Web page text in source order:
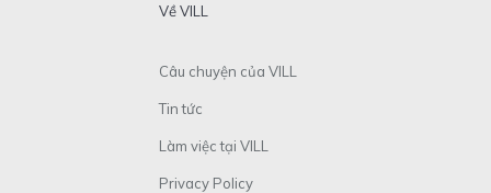
Về VILL
Câu chuyện của VILL
Tin tức
Làm việc tại VILL
Privacy Policy